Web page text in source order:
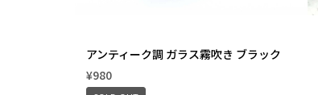
アンティーク調 ガラス霧吹き ブラック
¥980